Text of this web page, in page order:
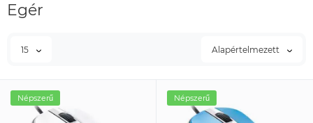
Egér
15 Alapértelmezett
Népszerű Népszerű